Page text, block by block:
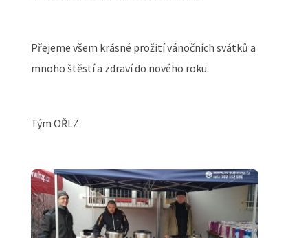
Přejeme všem krásné prožití vánočních svátků a
mnoho štěstí a zdraví do nového roku.
Tým OŘLZ